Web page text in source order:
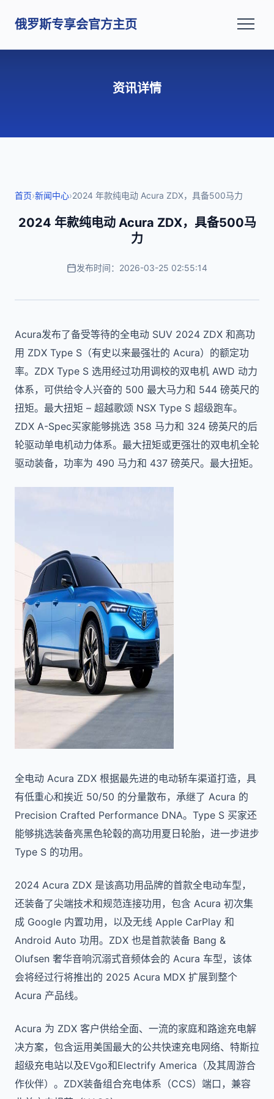
俄罗斯专享会官方主页
资讯详情
首页›新闻中心›2024 年款纯电动 Acura ZDX，具备500马力
2024 年款纯电动 Acura ZDX，具备500马
力
发布时间：2026-03-25 02:55:14
Acura发布了备受等待的全电动 SUV 2024 ZDX 和高功
用 ZDX Type S（有史以来最强壮的 Acura）的额定功
率。ZDX Type S 选用经过功用调校的双电机 AWD 动力
体系，可供给令人兴奋的 500 最大马力和 544 磅英尺的
扭矩。最大扭矩 – 超越歌颂 NSX Type S 超级跑车。
ZDX A-Spec买家能够挑选 358 马力和 324 磅英尺的后
轮驱动单电机动力体系。最大扭矩或更强壮的双电机全轮
驱动装备，功率为 490 马力和 437 磅英尺。最大扭矩。
全电动 Acura ZDX 根据最先进的电动轿车渠道打造，具
有低重心和挨近 50/50 的分量散布，承继了 Acura 的
Precision Crafted Performance DNA。Type S 买家还
能够挑选装备亮黑色轮毂的高功用夏日轮胎，进一步进步
Type S 的功用。
2024 Acura ZDX 是该高功用品牌的首款全电动车型，
还装备了尖端技术和规范连接功用，包含 Acura 初次集
成 Google 内置功用，以及无线 Apple CarPlay 和
Android Auto 功用。ZDX 也是首款装备 Bang &
Olufsen 奢华音响沉溺式音频体会的 Acura 车型，该体
会将经过行将推出的 2025 Acura MDX 扩展到整个
Acura 产品线。
Acura 为 ZDX 客户供给全面、一流的家庭和路途充电解
决方案，包含运用美国最大的公共快速充电网络、特斯拉
超级充电站以及EVgo和Electrify America（及其周游合
作伙伴）。ZDX装备组合充电体系（CCS）端口，兼容